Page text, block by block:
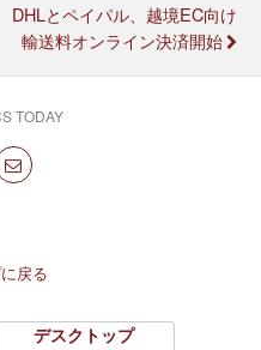
DHLとペイパル、越境EC向け
輸送料オンライン決済開始
TODAY
戻る
デスクトップ